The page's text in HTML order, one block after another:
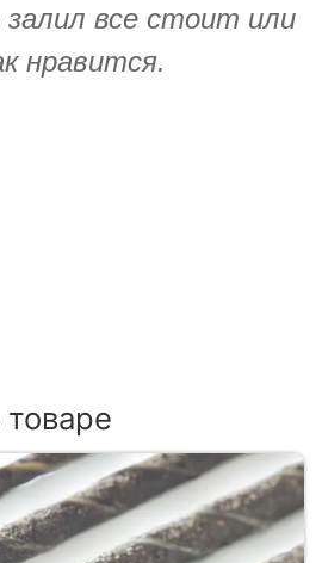
все стоит или
нравится.